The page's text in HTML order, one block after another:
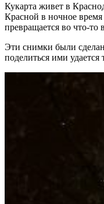
Кукарта живет в
Красной в ночное время
превращается во что-то
Эти снимки были
поделиться ими удается